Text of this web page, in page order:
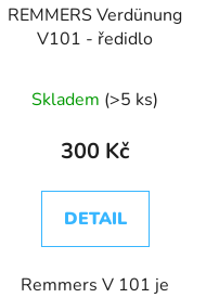
REMMERS Verdünung
V101 - ředidlo
Skladem (>5 ks)
300 Kč
DETAIL
Remmers V 101 je